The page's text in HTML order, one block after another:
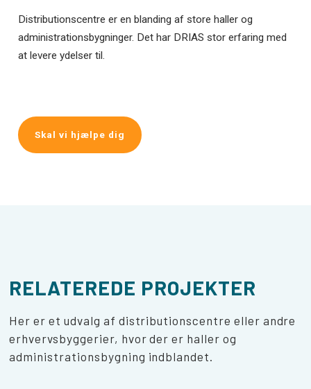
Distributionscentre er en blanding af store haller og
administrationsbygninger. Det har DRIAS stor erfaring med
at levere ydelser til.
Skal vi hjælpe dig
RELATEREDE PROJEKTER
Her er et udvalg af distributionscentre eller andre
erhvervsbyggerier, hvor der er haller og
administrationsbygning indblandet.